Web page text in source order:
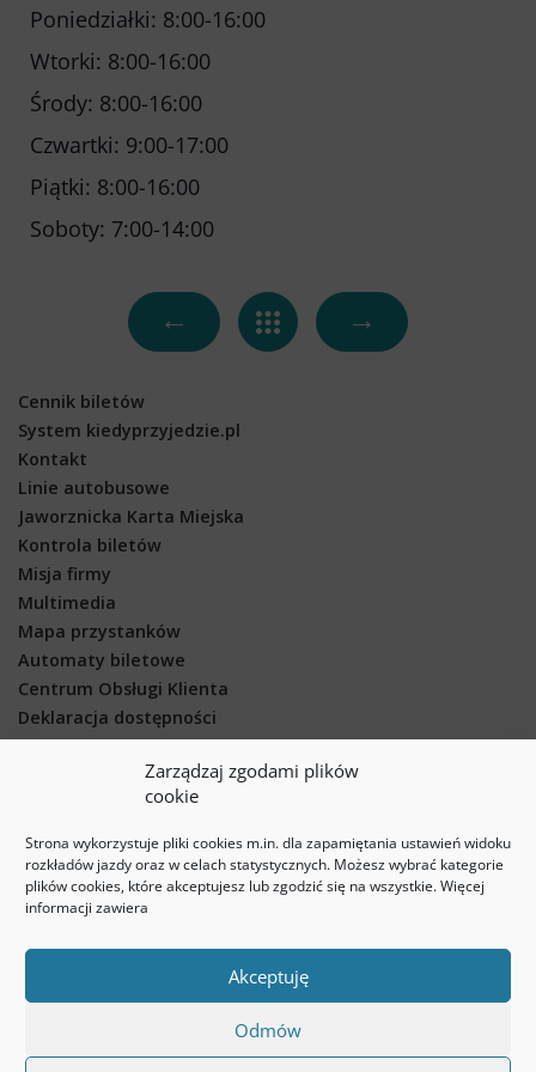
Zarządzaj zgodami plików
cookie
Strona wykorzystuje pliki cookies m.in. dla zapamiętania ustawień widoku
rozkładów jazdy oraz w celach statystycznych. Możesz wybrać kategorie
plików cookies, które akceptujesz lub zgodzić się na wszystkie. Więcej
informacji zawiera
Akceptuję
Odmów
Kontakt
Ochrona danych osobowych
Poniedziałki: 8:00-16:00
Wtorki: 8:00-16:00
Środy: 8:00-16:00
Czwartki: 9:00-17:00
Piątki: 8:00-16:00
Soboty: 7:00-14:00
← →
Cennik biletów
System kiedyprzyjedzie.pl
Kontakt
Linie autobusowe
Jaworznicka Karta Miejska
Kontrola biletów
Misja firmy
Multimedia
Mapa przystanków
Automaty biletowe
Centrum Obsługi Klienta
Deklaracja dostępności
Lista przystanków
Sklep internetowy
Stacja Kontroli Pojazdów
O Spółce
Zamówienia publiczne
Open Payment System
Sprzedaż biletów u kierowców